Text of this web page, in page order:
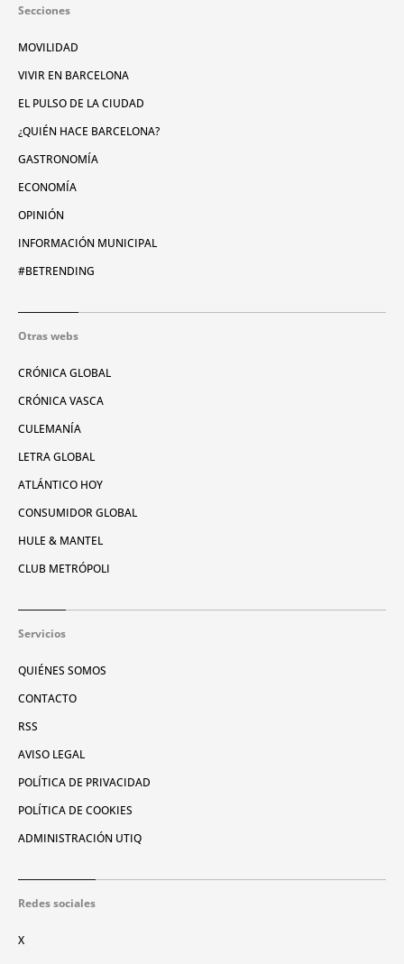
Secciones
MOVILIDAD
VIVIR EN BARCELONA
EL PULSO DE LA CIUDAD
¿QUIÉN HACE BARCELONA?
GASTRONOMÍA
ECONOMÍA
OPINIÓN
INFORMACIÓN MUNICIPAL
#BETRENDING
Otras webs
CRÓNICA GLOBAL
CRÓNICA VASCA
CULEMANÍA
LETRA GLOBAL
ATLÁNTICO HOY
CONSUMIDOR GLOBAL
HULE & MANTEL
CLUB METRÓPOLI
Servicios
QUIÉNES SOMOS
CONTACTO
RSS
AVISO LEGAL
POLÍTICA DE PRIVACIDAD
POLÍTICA DE COOKIES
ADMINISTRACIÓN UTIQ
Redes sociales
X